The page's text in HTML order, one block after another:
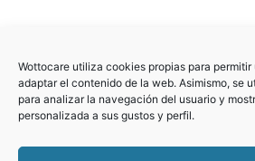
Wottocare utiliza cookies propias para
adaptar el contenido de la web. Asimismo, se
para analizar la navegación del usuario y
personalizada a sus gustos y perfil.
Sprays y tratamientos antivaho
Sprays, toallitas y productos
en el mercado antes de la